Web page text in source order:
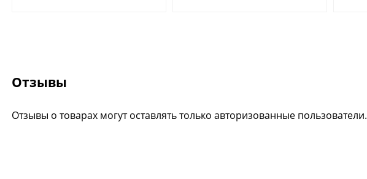
Отзывы
Отзывы о товарах могут оставлять только авторизованные пользователи.